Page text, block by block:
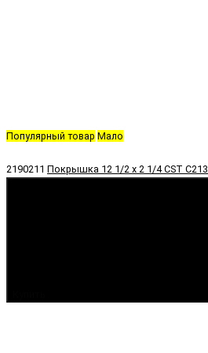
Популярный товар Мало
2190211 Покрышка 12 1/2 х 2 1/4 CST C213